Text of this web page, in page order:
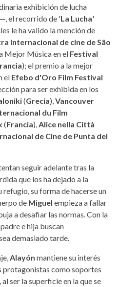
exhibición de lucha
—, el recorrido de 'La Lucha'
le ha valido la mención de
Internacional de cine de São
Mejor Música en el Festival
); el premio a la mejor
el Efebo d'Oro Film Festival
para ser exhibida en los
(Grecia),Vancouver
du Film
(Francia),Alice nella Città
de Cine de Punta del
seguir adelante tras la
que los ha dejado a la
refugio, su forma de hacerse un
de Miguel empieza a fallar
a desafiar las normas. Con la
e hija buscan
demasiado tarde.
Alayón mantiene su interés
protagonistas como soportes
ser la superficie en la que se